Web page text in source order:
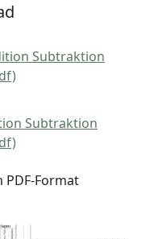
Subtraktion
Subtraktion
Format